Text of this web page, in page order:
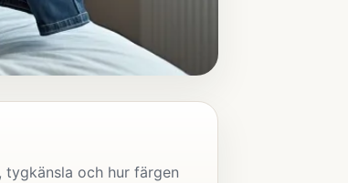
och hur färgen